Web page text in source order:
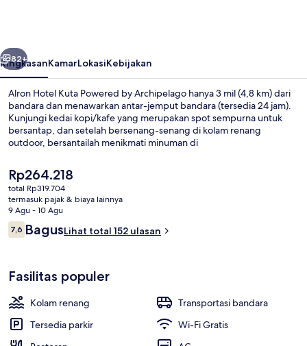
Archipelago
Berikutnya
82+
RingkasanKamarLokasiKebijakan
Alron Hotel Kuta Powered by Archipelago hanya 3 mil (4,8 km) dari
bandara dan menawarkan antar-jemput bandara (tersedia 24 jam).
Kunjungi kedai kopi/kafe yang merupakan spot sempurna untuk
bersantap, dan setelah bersenang-senang di kolam renang
outdoor, bersantailah menikmati minuman di
toko roti/camilan.
Harga
saat
ini
Rp264.218
Rp264.218
total Rp319.704
termasuk pajak & biaya lainnya
9 Agu - 10 Agu
Ulasan
7,67,6 dari 10
BagusLihat total 152 ulasan
Fasilitas populer
Kolam renang
Transportasi bandara
Tersedia parkir
Wi-Fi Gratis